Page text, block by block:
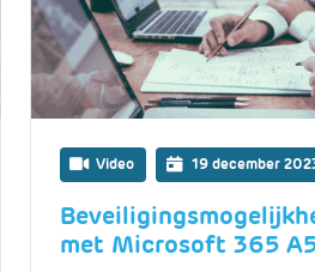
Video 19 december
met Microsoft 365